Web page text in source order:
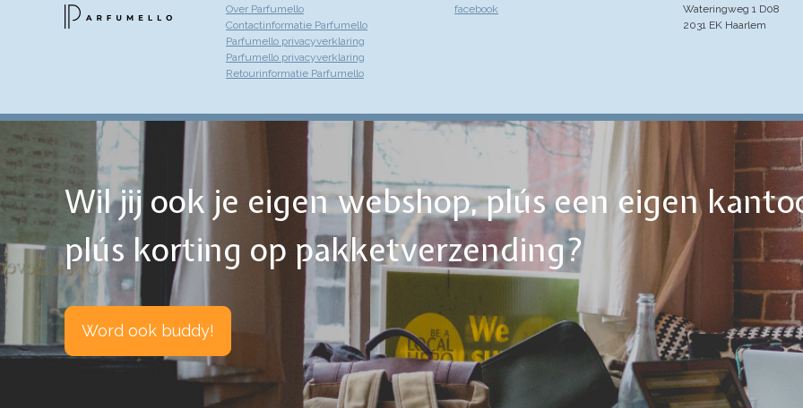
Over Parfumello
Contactinformatie Parfumello
Parfumello privacyverklaring
Parfumello privacyverklaring
Retourinformatie Parfumello
facebook
Wateringweg 1 D08
2031 EK Haarlem
Wil jij ook je eigen webshop, plús een eigen
plús korting op pakketverzending?
Word ook buddy!